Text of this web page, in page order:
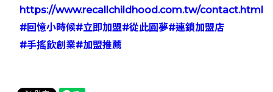
https://www.recallchildhood.com.tw/contact.html
#回憶小時候#立即加盟#從此圓夢#連鎖加盟店
#手搖飲創業#加盟推薦